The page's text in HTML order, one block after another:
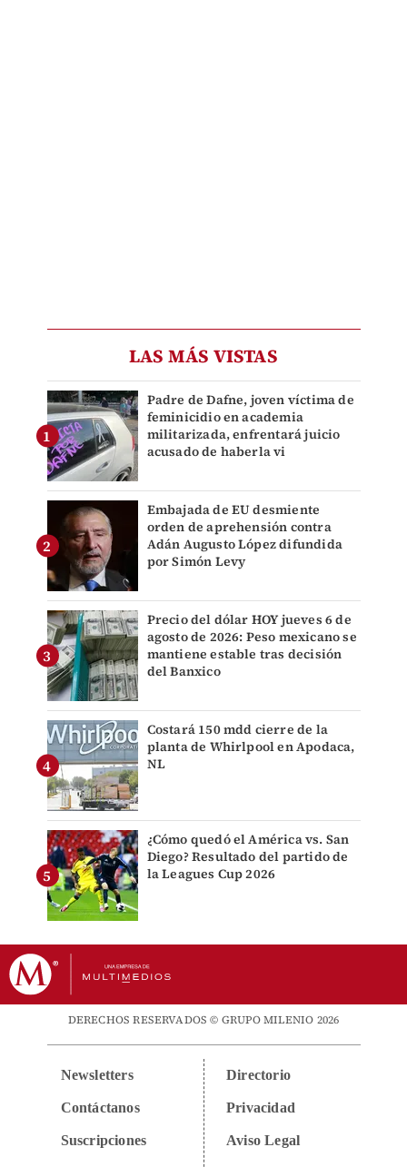
LAS MÁS VISTAS
Padre de Dafne, joven víctima de
feminicidio en academia
militarizada, enfrentará juicio
acusado de haberla vi
Embajada de EU desmiente
orden de aprehensión contra
Adán Augusto López difundida
por Simón Levy
Precio del dólar HOY jueves 6 de
agosto de 2026: Peso mexicano se
mantiene estable tras decisión
del Banxico
Costará 150 mdd cierre de la
planta de Whirlpool en Apodaca,
NL
¿Cómo quedó el América vs. San
Diego? Resultado del partido de
la Leagues Cup 2026
DERECHOS RESERVADOS © GRUPO MILENIO 2026
Newsletters
Contáctanos
Suscripciones
Directorio
Privacidad
Aviso Legal